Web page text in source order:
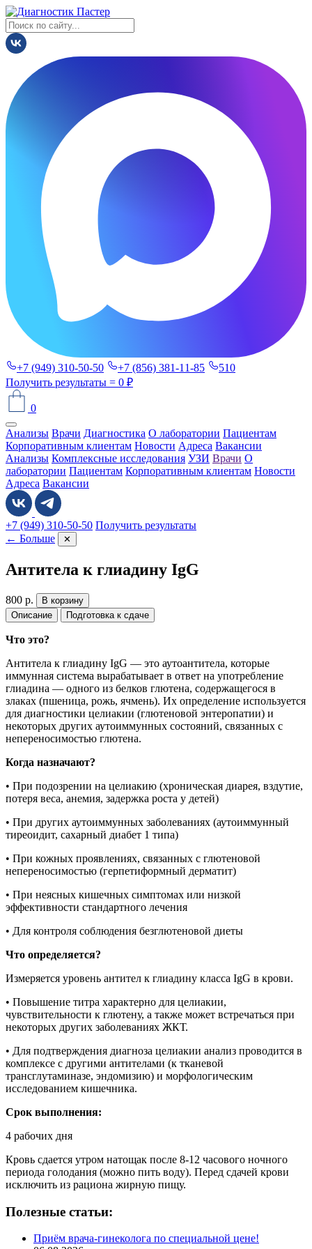
+7 (949) 310-50-50 +7 (856) 381-11-85
510
Получить результаты = 0 ₽
0
Анализы Врачи Диагностика О лаборатории Пациентам
Корпоративным клиентам Новости Адреса Вакансии
Анализы Комплексные исследования УЗИ Врачи О
лаборатории Пациентам Корпоративным клиентам Новости
Адреса Вакансии
+7 (949) 310-50-50 Получить результаты
← Больше
✕
Антитела к глиадину IgG
800 р.
В корзину
Описание
Подготовка к сдаче
Что это?
Антитела к глиадину IgG — это аутоантитела, которые
иммунная система вырабатывает в ответ на употребление
глиадина — одного из белков глютена, содержащегося в
злаках (пшеница, рожь, ячмень). Их определение используется
для диагностики целиакии (глютеновой энтеропатии) и
некоторых других аутоиммунных состояний, связанных с
непереносимостью глютена.
Когда назначают?
• При подозрении на целиакию (хроническая диарея, вздутие,
потеря веса, анемия, задержка роста у детей)
• При других аутоиммунных заболеваниях (аутоиммунный
тиреоидит, сахарный диабет 1 типа)
• При кожных проявлениях, связанных с глютеновой
непереносимостью (герпетиформный дерматит)
• При неясных кишечных симптомах или низкой
эффективности стандартного лечения
• Для контроля соблюдения безглютеновой диеты
Что определяется?
Измеряется уровень антител к глиадину класса IgG в крови.
• Повышение титра характерно для целиакии,
чувствительности к глютену, а также может встречаться при
некоторых других заболеваниях ЖКТ.
• Для подтверждения диагноза целиакии анализ проводится в
комплексе с другими антителами (к тканевой
трансглутаминазе, эндомизию) и морфологическим
исследованием кишечника.
Срок выполнения:
4 рабочих дня
Кровь сдается утром натощак после 8-12 часового ночного
периода голодания (можно пить воду). Перед сдачей крови
исключить из рациона жирную пищу.
Полезные статьи:
Приём врача-гинеколога по специальной цене!